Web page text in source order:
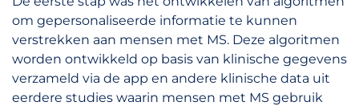
om gepersonaliseerde informatie te kunnen
verstrekken aan mensen met MS. Deze algoritmen
worden ontwikkeld op basis van klinische gegevens
verzameld via de app en andere klinische data uit
eerdere studies waarin mensen met MS gebruik